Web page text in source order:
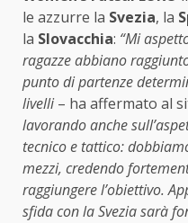
le azzurre la Svezia, la
la Slovacchia: “Mi
ragazze abbiano
punto di partenze
livelli– ha affermato al
lavorando anche
tecnico e tattico:
mezzi, credendo
raggiungere l’obiettivo.
sfida con la Svezia sarà